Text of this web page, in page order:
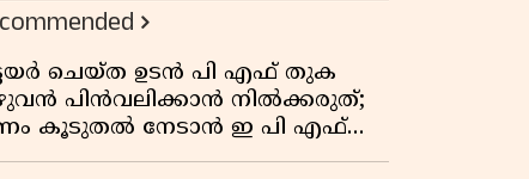
ചെയ്ത ഉടൻ പി എഫ് തുക
പിൻവലിക്കാൻ നിൽക്കരുത്;
കൂടുതൽ നേടാൻ ഇ പി എഫ്
നിയമം അറിയാം